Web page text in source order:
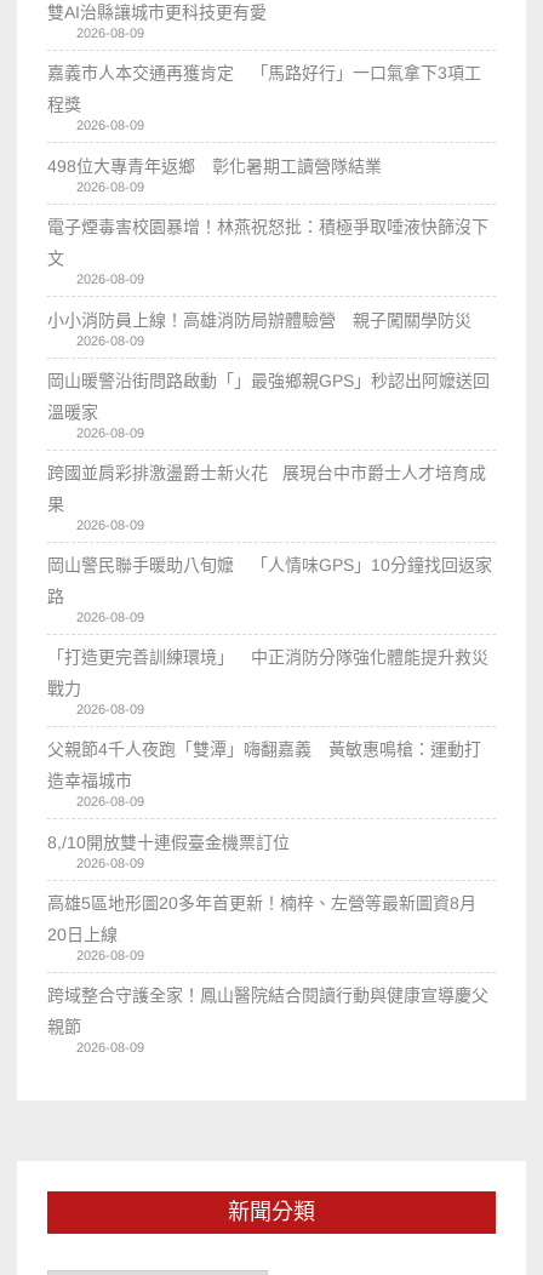
雙AI治縣讓城市更科技更有愛
2026-08-09
嘉義市人本交通再獲肯定 「馬路好行」一口氣拿下3項工
程獎
2026-08-09
498位大專青年返鄉 彰化暑期工讀營隊結業
2026-08-09
電子煙毒害校園暴增！林燕祝怒批：積極爭取唾液快篩沒下
文
2026-08-09
小小消防員上線！高雄消防局辦體驗營 親子闖關學防災
2026-08-09
岡山暖警沿街問路啟動「」最強鄉親GPS」秒認出阿嬤送回
溫暖家
2026-08-09
跨國並肩彩排激盪爵士新火花 展現台中市爵士人才培育成
果
2026-08-09
岡山警民聯手暖助八旬嬤 「人情味GPS」10分鐘找回返家
路
2026-08-09
「打造更完善訓練環境」 中正消防分隊強化體能提升救災
戰力
2026-08-09
父親節4千人夜跑「雙潭」嗨翻嘉義 黃敏惠鳴槍：運動打
造幸福城市
2026-08-09
8,/10開放雙十連假臺金機票訂位
2026-08-09
高雄5區地形圖20多年首更新！楠梓、左營等最新圖資8月
20日上線
2026-08-09
跨域整合守護全家！鳳山醫院結合閱讀行動與健康宣導慶父
親節
2026-08-09
新聞分類